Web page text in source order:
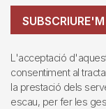
SUBSCRIURE'M
L'acceptació
consentiment al
la prestació dels
escau, per fer les